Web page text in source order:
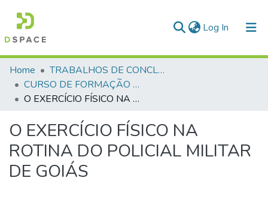
Log In (current)
Communities & Collections
All of DSpace
Home
TRABALHOS DE CONCLUSÃO DE CURSO - CFP (CURSO DE FORMAÇÃO DE PRAÇAS)
CURSO DE FORMAÇÃO DE PRAÇAS - CFP - 2023
O EXERCÍCIO FÍSICO NA ROTINA DO POLICIAL MILITAR DE GOIÁS
O EXERCÍCIO FÍSICO NA
ROTINA DO POLICIAL MILITAR
DE GOIÁS